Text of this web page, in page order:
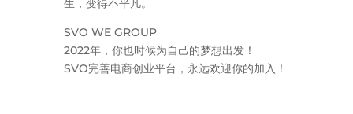
生，变得不平凡。
SVO WE GROUP
2022年，你也时候为自己的梦想出发！
SVO完善电商创业平台，永远欢迎你的加入！